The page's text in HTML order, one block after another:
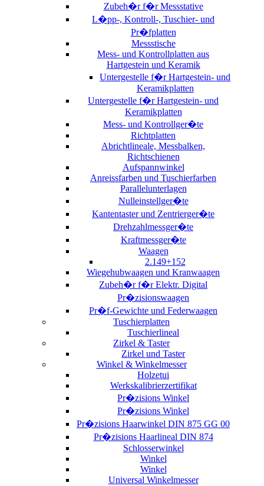
Zubeh�r f�r Messstative
L�pp-, Kontroll-, Tuschier- und
Pr�fplatten
Messstische
Mess- und Kontrollplatten aus
Hartgestein und Keramik
Untergestelle f�r Hartgestein- und
Keramikplatten
Untergestelle f�r Hartgestein- und
Keramikplatten
Mess- und Kontrollger�te
Richtplatten
Abrichtlineale, Messbalken,
Richtschienen
Aufspannwinkel
Anreissfarben und Tuschierfarben
Parallelunterlagen
Nulleinstellger�te
Kantentaster und Zentrierger�te
Drehzahlmessger�te
Kraftmessger�te
Waagen
2.149+152
Wiegehubwaagen und Kranwaagen
Zubeh�r f�r Elektr. Digital
Pr�zisionswaagen
Pr�f-Gewichte und Federwaagen
Tuschierplatten
Tuschierlineal
Zirkel & Taster
Zirkel und Taster
Winkel & Winkelmesser
Holzetui
Werkskalibrierzertifikat
Pr�zisions Winkel
Pr�zisions Winkel
Pr�zisions Haarwinkel DIN 875 GG 00
Pr�zisions Haarlineal DIN 874
Schlosserwinkel
Winkel
Winkel
Universal Winkelmesser